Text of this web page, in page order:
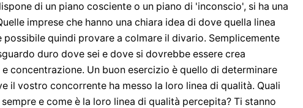
di un piano cosciente o un piano di 'inconscio', si ha una
imprese che hanno una chiara idea di dove quella linea
possibile quindi provare a colmare il divario. Semplicemente
duro dove sei e dove si dovrebbe essere crea
concentrazione. Un buon esercizio è quello di determinare
il vostro concorrente ha messo la loro linea di qualità. Quali
e come è la loro linea di qualità percepita? Ti stanno